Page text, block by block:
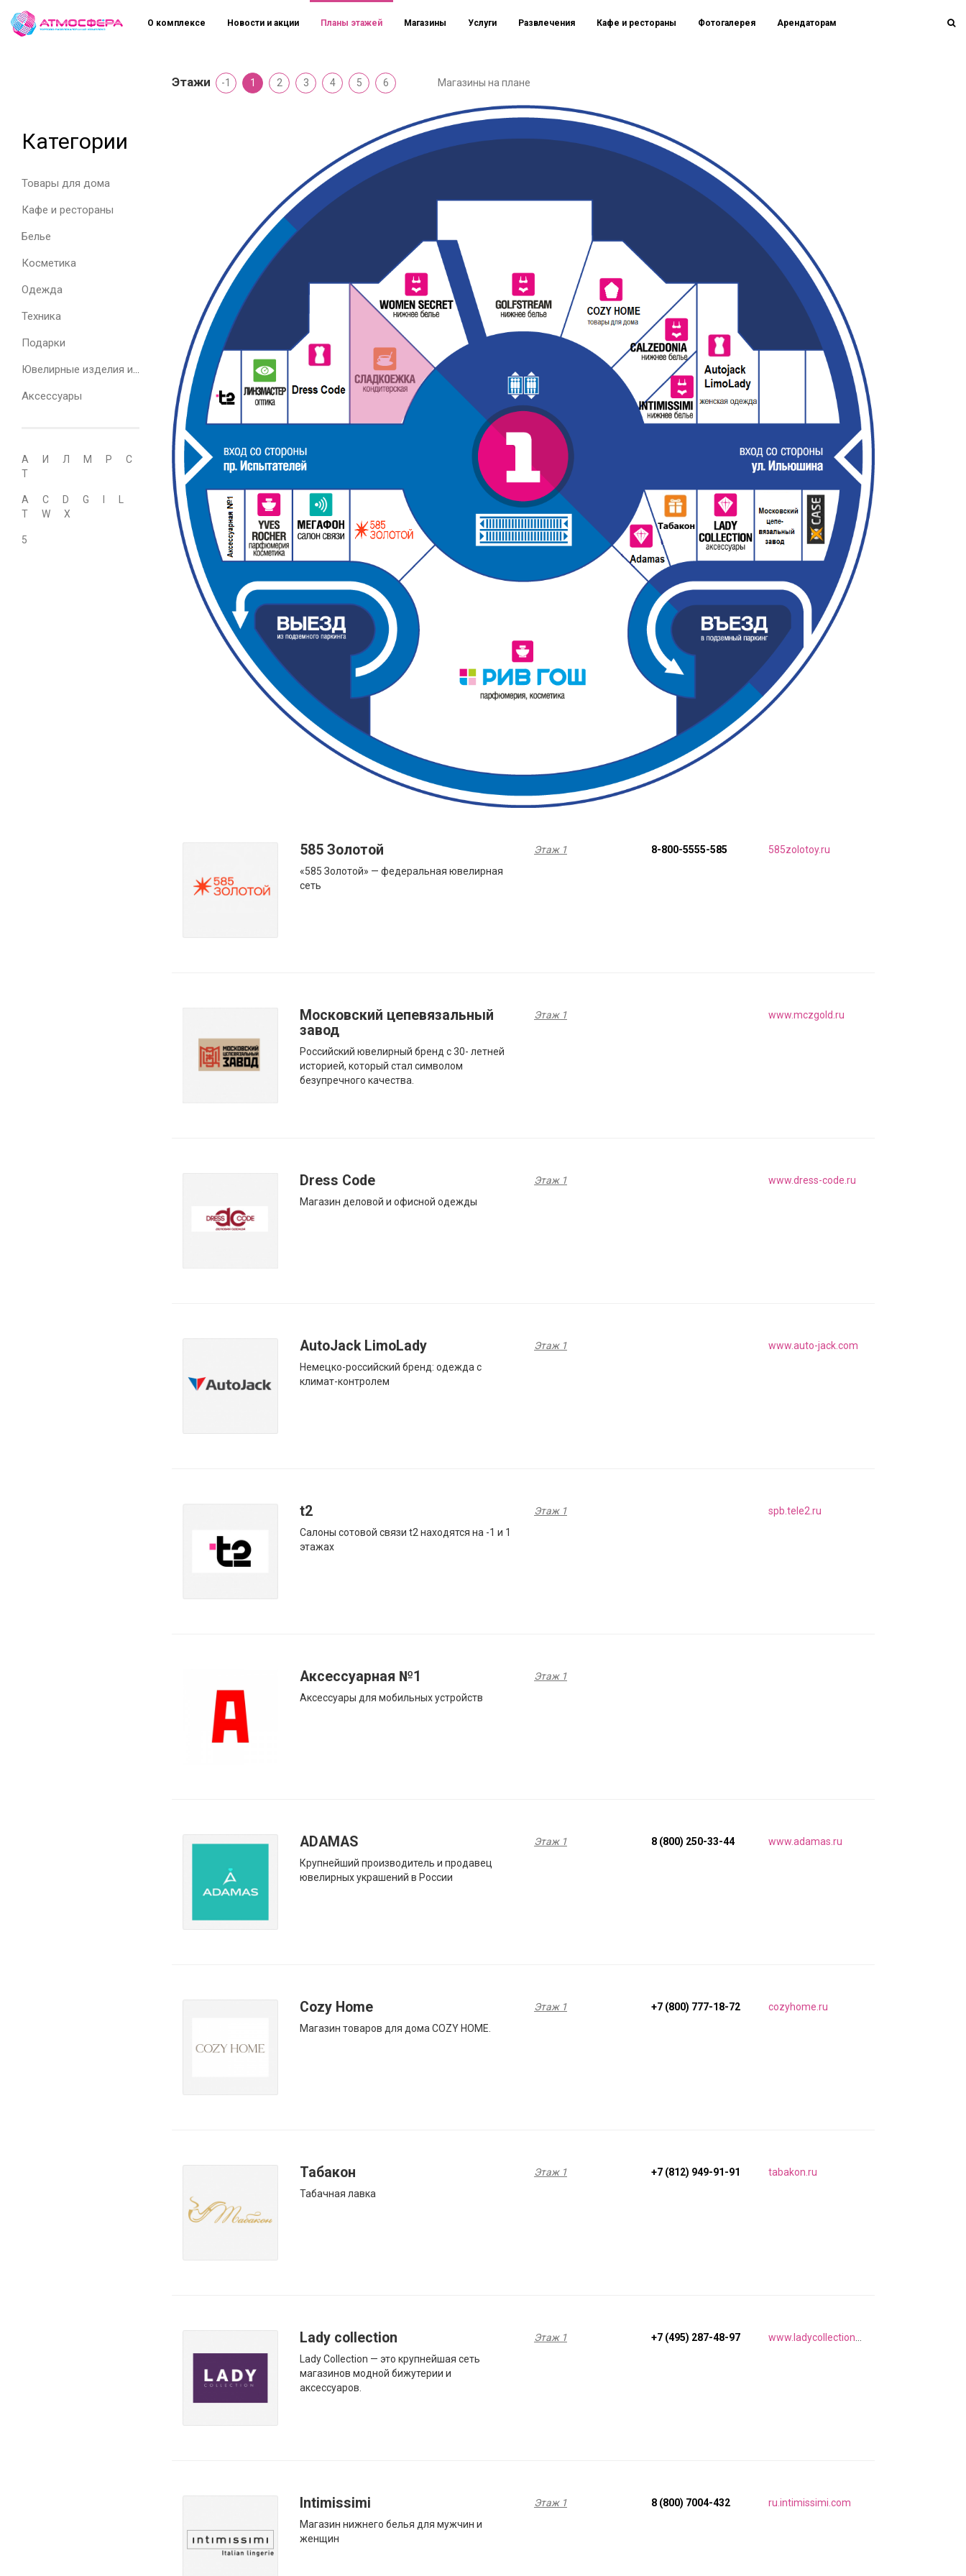
Категории
Товары для дома
Кафе и рестораны
Белье
Косметика
Одежда
Техника
Подарки
Аксессуары
А И Л М Р
С
Т
A C D G
T
W X
5
О комплексе Новости и акции Планы этажей Магазины Услуги Развлечения Кафе и рестораны Фотогалерея Арендаторам
Этажи -1 1 2 3 4 5 6 Магазины на плане
585 Золотой
«585 Золотой» — федеральная ювелирная
сеть
Этаж 1 8-800-5555-585 585zolotoy.ru
Московский цепевязальный
завод
Российский ювелирный бренд с 30- летней
историей, который стал символом
безупречного качества.
Этаж 1 www.mczgold.ru
Dress Code
Магазин деловой и офисной одежды
Этаж 1 www.dress-code.ru
AutoJack LimoLady
Немецко-­российский бренд: одежда с
климат-контролем
Этаж 1 www.auto-jack.com
t2
Салоны сотовой связи t2 находятся на -1 и 1
этажах
Этаж 1 spb.tele2.ru
Аксессуарная №1
Аксессуары для мобильных устройств
Этаж 1
ADAMAS
Крупнейший производитель и продавец
ювелирных украшений в России
Этаж 1 8 (800) 250-33-44 www.adamas.ru
Cozy Home
Магазин товаров для дома COZY HOME.
Этаж 1 +7 (800) 777-18-72 cozyhome.ru
Табакон
Табачная лавка
Этаж 1 +7 (812) 949-91-91 tabakon.ru
Lady collection
Lady Collection — это крупнейшая сеть
магазинов модной бижутерии и
аксессуаров.
Этаж 1 +7 (495) 287-48-97
Intimissimi
Магазин нижнего белья для мужчин и
женщин
Этаж 1 8 (800) 7004-432 ru.intimissimi.com